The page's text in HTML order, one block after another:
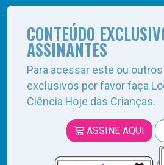
CONTEÚDO
ASSINANTES
Para acessar este ou
exclusivos por favor faça
Ciência Hoje das Crianças.
ASSINE AQUI